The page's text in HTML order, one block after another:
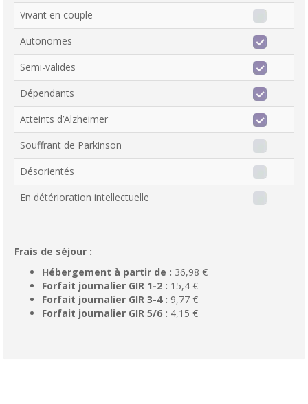
Vivant en couple
Autonomes
Semi-valides
Dépendants
Atteints d’Alzheimer
Souffrant de Parkinson
Désorientés
En détérioration intellectuelle
Frais de séjour :
Hébergement à partir de : 36,98 €
Forfait journalier GIR 1-2 : 15,4 €
Forfait journalier GIR 3-4 : 9,77 €
Forfait journalier GIR 5/6 : 4,15 €